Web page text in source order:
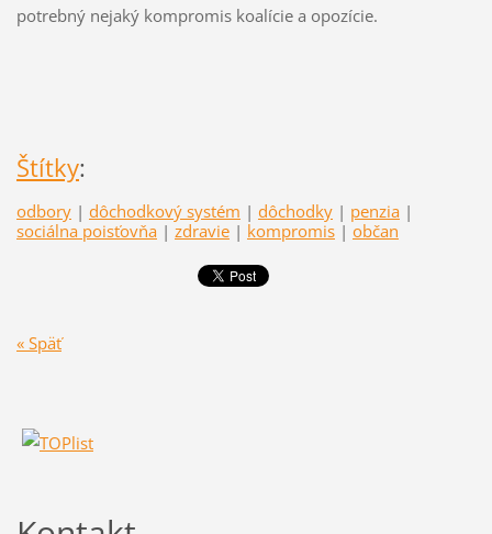
potrebný nejaký kompromis koalície a opozície.
Štítky:
odbory | dôchodkový systém | dôchodky | penzia |
sociálna poisťovňa | zdravie | kompromis | občan
« Späť